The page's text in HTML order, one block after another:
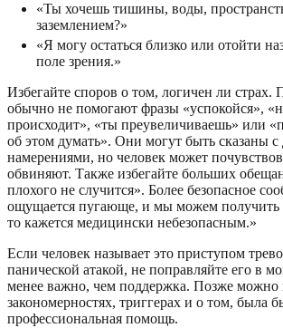
«Ты хочешь тишины, воды,
заземлением?»
«Я могу остаться близко или отойти
поле зрения.»
Избегайте споров о том, логичен ли страх.
обычно не помогают фразы «успокойся»,
происходит», «ты преувеличиваешь» или
об этом думать». Они могут быть сказаны
намерениями, но человек может
обвиняют. Также избегайте больших
плохого не случится». Более безопасное
ощущается пугающе, и мы можем получить
то кажется медицински небезопасным.»
Если человек называет это приступом
панической атакой, не поправляйте его в
менее важно, чем поддержка. Позже можно
закономерностях, триггерах и о том, была
профессиональная помощь.